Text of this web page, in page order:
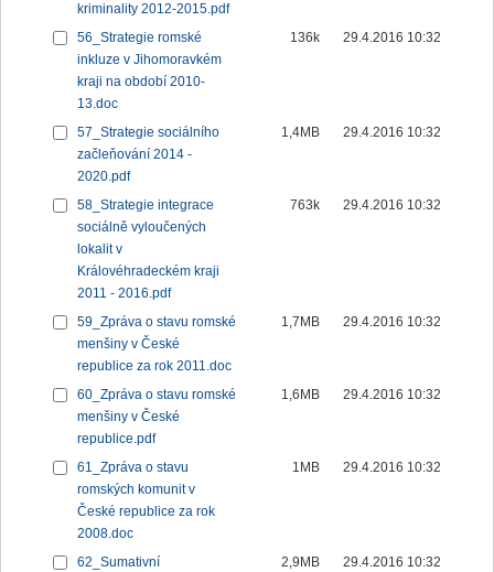
kriminality 2012-2015.pdf
56_Strategie romské
inkluze v Jihomoravkém
kraji na období 2010-
13.doc
136k 29.4.2016 10:32
57_Strategie sociálního
začleňování 2014 -
2020.pdf
1,4MB 29.4.2016 10:32
58_Strategie integrace
sociálně vyloučených
lokalit v
Královéhradeckém kraji
2011 - 2016.pdf
763k 29.4.2016 10:32
59_Zpráva o stavu romské
menšiny v České
republice za rok 2011.doc
1,7MB 29.4.2016 10:32
60_Zpráva o stavu romské
menšiny v České
republice.pdf
1,6MB 29.4.2016 10:32
61_Zpráva o stavu
romských komunit v
České republice za rok
2008.doc
1MB 29.4.2016 10:32
62_Sumativní
2,9MB 29.4.2016 10:32